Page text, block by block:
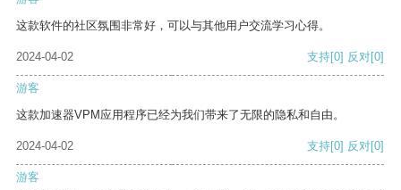
这款软件的社区氛围非常好，可以与其他用户交流学习心得。
2024-04-02 支持[0] 反对[0]
游客
这款加速器VPM应用程序已经为我们带来了无限的隐私和自由。
2024-04-02 支持[0] 反对[0]
游客